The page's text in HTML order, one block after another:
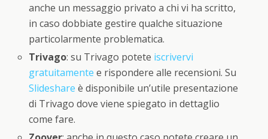
anche un messaggio privato a chi vi ha scritto,
in caso dobbiate gestire qualche situazione
particolarmente problematica.
Trivago: su Trivago potete iscrivervi
gratuitamente e rispondere alle recensioni. Su
Slideshare è disponibile un’utile presentazione
di Trivago dove viene spiegato in dettaglio
come fare.